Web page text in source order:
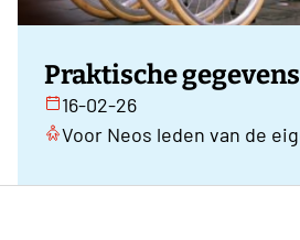
Praktische gegevens
16-02-26
Voor Neos leden van de